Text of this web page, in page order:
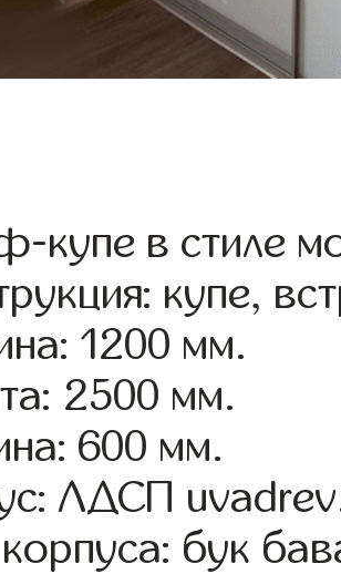
в стиле
купе,
1200 мм.
2500 мм.
600 мм.
ЛДСП
бук